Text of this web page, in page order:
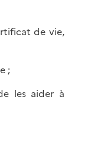
de vie,
;
les aider à